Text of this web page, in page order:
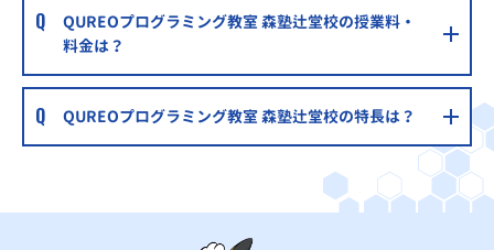
QUREOプログラミング教室 森塾辻堂校の授業料・
料金は？
QUREOプログラミング教室 森塾辻堂校の特長は？